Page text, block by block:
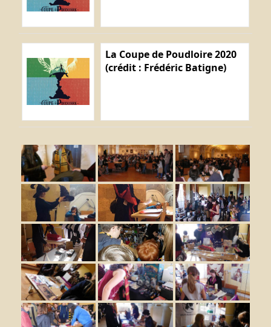
La Coupe de Poudloire 2020
(crédit : Frédéric Batigne)